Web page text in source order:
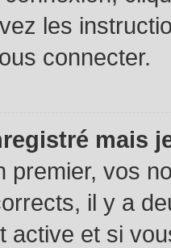
les
connecter.
mais
premier, vos
il y a
active et si